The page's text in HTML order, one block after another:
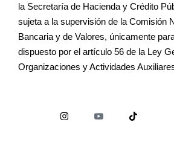
la Secretaría de Hacienda y Crédito
sujeta a la supervisión de la Comisión
Bancaria y de Valores, únicamente
dispuesto por el artículo 56 de la Ley
Organizaciones y Actividades